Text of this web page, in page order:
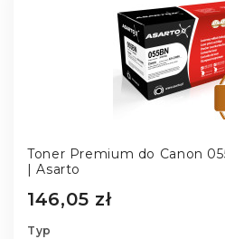
Toner Premium do Canon
| Asarto
146,05 zł
Typ